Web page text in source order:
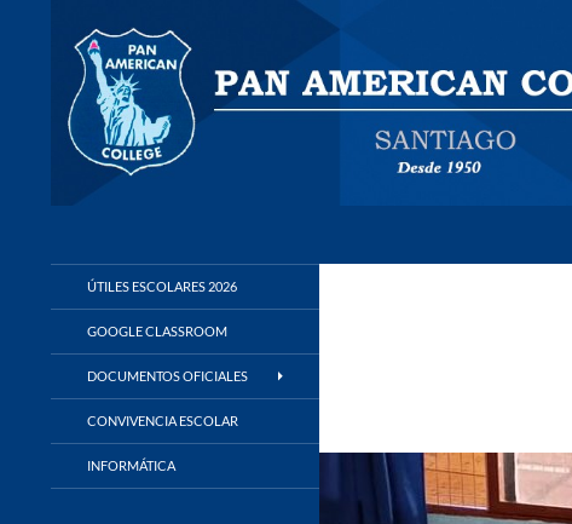
ÚTILES ESCOLARES 2026
GOOGLE CLASSROOM
DOCUMENTOS OFICIALES
CONVIVENCIA ESCOLAR
INFORMÁTICA